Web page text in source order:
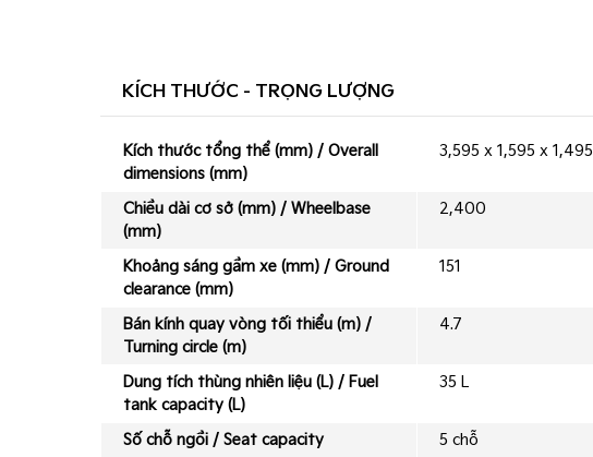
KÍCH THƯỚC - TRỌNG LƯỢNG
Kích thước tổng thể (mm) / Overall
dimensions (mm)
3,595 x 1,595 x 1,495
Chiều dài cơ sở (mm) / Wheelbase
(mm)
2,400
Khoảng sáng gầm xe (mm) / Ground
clearance (mm)
151
Bán kính quay vòng tối thiểu (m) /
Turning circle (m)
4.7
Dung tích thùng nhiên liệu (L) / Fuel
tank capacity (L)
35 L
Số chỗ ngồi / Seat capacity 5 chỗ